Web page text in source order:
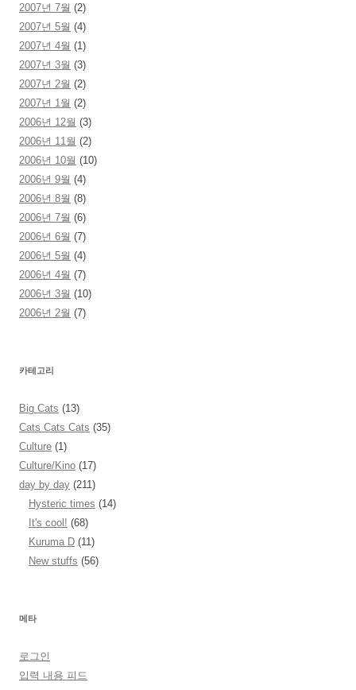
2007년 7월 (2)
2007년 5월 (4)
2007년 4월 (1)
2007년 3월 (3)
2007년 2월 (2)
2007년 1월 (2)
2006년 12월 (3)
2006년 11월 (2)
2006년 10월 (10)
2006년 9월 (4)
2006년 8월 (8)
2006년 7월 (6)
2006년 6월 (7)
2006년 5월 (4)
2006년 4월 (7)
2006년 3월 (10)
2006년 2월 (7)
카테고리
Big Cats (13)
Cats Cats Cats (35)
Culture (1)
Culture/Kino (17)
day by day (211)
Hysteric times (14)
It's cool! (68)
Kuruma D (11)
New stuffs (56)
메타
로그인
입력 내용 피드